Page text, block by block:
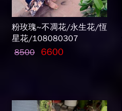
粉玫瑰~不凋花/永生花/恆
星花/108080307
8500 6600